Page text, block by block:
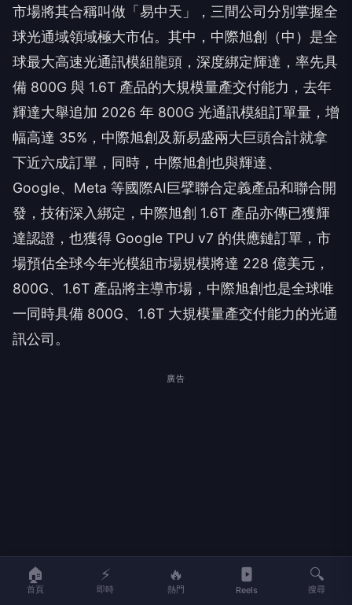
市場將其合稱叫做「易中天」，三間公司分別掌握全
球光通域領域極大市佔。其中，中際旭創（中）是全
球最大高速光通訊模組龍頭，深度綁定輝達，率先具
備 800G 與 1.6T 產品的大規模量產交付能力，去年
輝達大舉追加 2026 年 800G 光通訊模組訂單量，增
幅高達 35%，中際旭創及新易盛兩大巨頭合計就拿
下近六成訂單，同時，中際旭創也與輝達、
Google、Meta 等國際AI巨擘聯合定義產品和聯合開
發，技術深入綁定，中際旭創 1.6T 產品亦傳已獲輝
達認證，也獲得 Google TPU v7 的供應鏈訂單，市
場預估全球今年光模組市場規模將達 228 億美元，
800G、1.6T 產品將主導市場，中際旭創也是全球唯
一同時具備 800G、1.6T 大規模量產交付能力的光通
訊公司。
廣告
🏠
首頁
⚡
即時
🔥
熱門 Reels
🔍
搜尋